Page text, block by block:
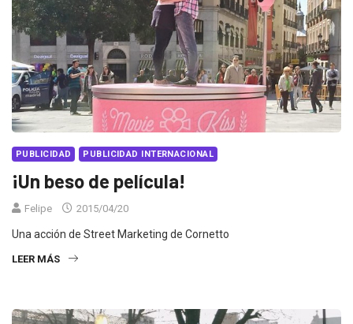
PUBLICIDAD PUBLICIDAD INTERNACIONAL
¡Un beso de película!
Felipe 2015/04/20
Una acción de Street Marketing de Cornetto
LEER MÁS